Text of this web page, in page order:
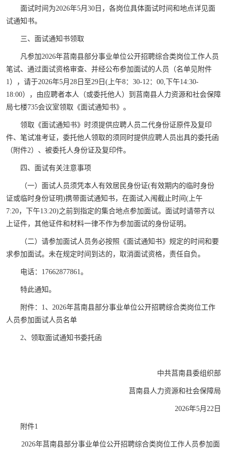
面试时间为2026年5月30日，各岗位具体面试时间和地点详见面
试通知书。
三、面试通知书领取
凡参加2026年莒南县部分事业单位公开招聘综合类岗位工作人员
笔试、通过面试资格审查、并经公布参加面试的人员（名单见附件
1），请于2026年5月28日至29日(上午8：30-12：00,下午14:30-
18:00），由应聘者本人（或委托他人）到莒南县人力资源和社会保障
局七楼735会议室领取《面试通知书》。
领取《面试通知书》时须提供应聘人员二代身份证原件及复印
件、笔试准考证，委托他人领取的须同时提供应聘人员出具的委托函
（附件2）、被委托人身份证及复印件。
四、面试有关注意事项
（一）面试人员须凭本人有效居民身份证(有效期内的临时身份
证或临时身份证明)携带面试通知书，在面试入闱截止时间(上午
7:20，下午13:20)之前到指定的集合地点参加面试。面试时请带齐以
上证件，其他证件和材料一律不作为参加面试的身份证明。
（二）请参加面试人员务必按照《面试通知书》规定的时间和要
求参加面试。未在规定时间到达的，取消面试资格，责任自负。
电话：17662877861。
特此通知。
附件：1、2026年莒南县部分事业单位公开招聘综合类岗位工作
人员参加面试人员名单
2、领取面试通知书委托函
中共莒南县委组织部
莒南县人力资源和社会保障局
2026年5月22日
附件1
2026年莒南县部分事业单位公开招聘综合类岗位工作人员参加面